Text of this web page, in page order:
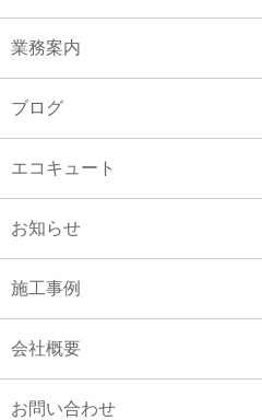
業務案内
ブログ
エコキュート
お知らせ
施工事例
会社概要
お問い合わせ